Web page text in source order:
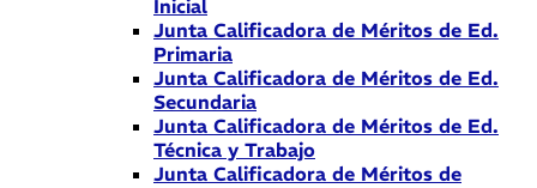
Inicial
Junta Calificadora de Méritos de Ed.
Primaria
Junta Calificadora de Méritos de Ed.
Secundaria
Junta Calificadora de Méritos de Ed.
Técnica y Trabajo
Junta Calificadora de Méritos de